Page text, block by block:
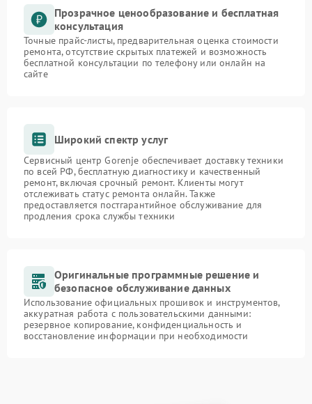
Прозрачное ценообразование и бесплатная
консультация
Точные прайс-листы, предварительная оценка стоимости
ремонта, отсутствие скрытых платежей и возможность
бесплатной консультации по телефону или онлайн на
сайте
Широкий спектр услуг
Сервисный центр Gorenje обеспечивает доставку техники
по всей РФ, бесплатную диагностику и качественный
ремонт, включая срочный ремонт. Клиенты могут
отслеживать статус ремонта онлайн. Также
предоставляется постгарантийное обслуживание для
продления срока службы техники
Оригинальные программные решение и
безопасное обслуживание данных
Использование официальных прошивок и инструментов,
аккуратная работа с пользовательскими данными:
резервное копирование, конфиденциальность и
восстановление информации при необходимости